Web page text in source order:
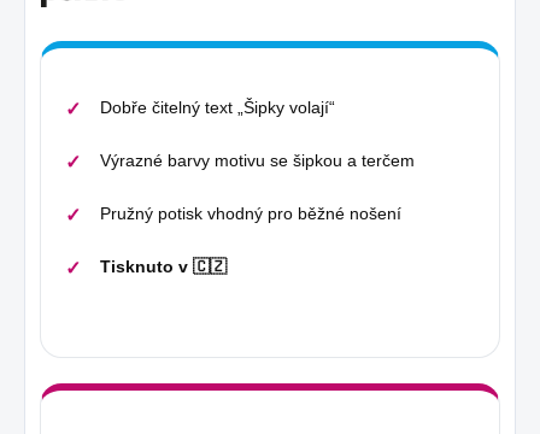
Dobře čitelný text „Šipky volají“
Výrazné barvy motivu se šipkou a terčem
Pružný potisk vhodný pro běžné nošení
Tisknuto v 🇨🇿